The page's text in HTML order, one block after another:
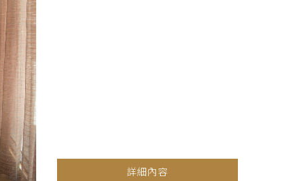
詳細內容